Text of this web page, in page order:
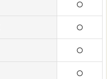
○
○
○
○